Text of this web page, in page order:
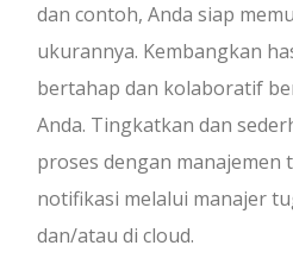
dan contoh, Anda siap
ukurannya. Kembangkan
bertahap dan kolaboratif
Anda. Tingkatkan dan
proses dengan manajemen
notifikasi melalui manajer
dan/atau di cloud.